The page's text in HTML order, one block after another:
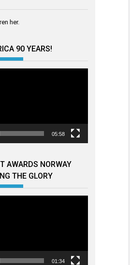
her.
90 YEARS!
05:58
AWARDS NORWAY
THE GLORY
01:34